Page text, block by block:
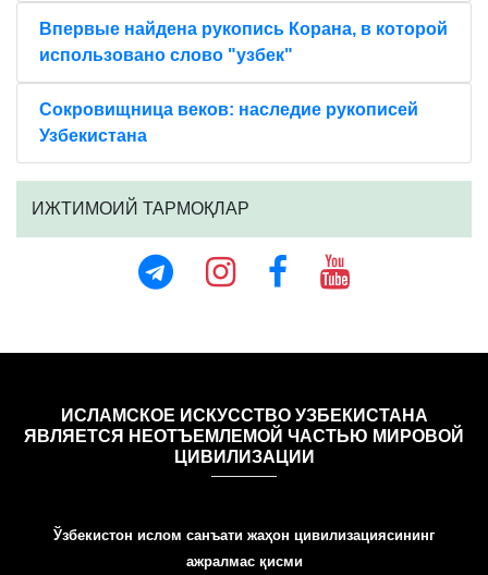
Впервые найдена рукопись Корана, в которой
использовано слово "узбек"
Сокровищница веков: наследие рукописей
Узбекистана
ИЖТИМОИЙ ТАРМОҚЛАР
ИСЛАМСКОЕ ИСКУССТВО УЗБЕКИСТАНА
ЯВЛЯЕТСЯ НЕОТЪЕМЛЕМОЙ ЧАСТЬЮ МИРОВОЙ
ЦИВИЛИЗАЦИИ
Ўзбекистон ислом санъати жаҳон цивилизациясининг
ажралмас қисми